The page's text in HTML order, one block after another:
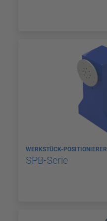
WERKSTÜCK-POSITIONIERER
SPB-Serie